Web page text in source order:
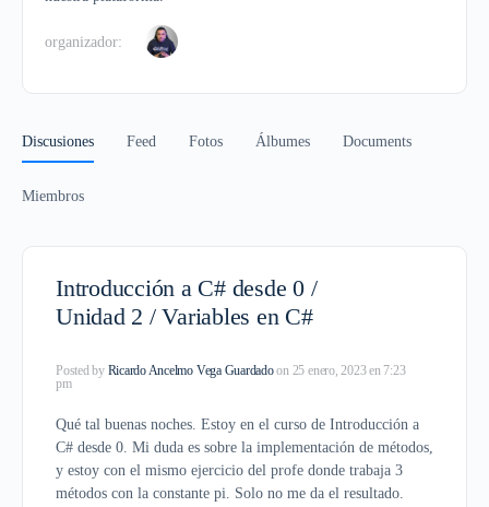
organizador:
Discusiones Feed Fotos Álbumes Documents
Miembros
Introducción a C# desde 0 /
Unidad 2 / Variables en C#
Posted by Ricardo Ancelmo Vega Guardadoon 25 enero, 2023 en 7:23
pm
Qué tal buenas noches. Estoy en el curso de Introducción a
C# desde 0. Mi duda es sobre la implementación de métodos,
y estoy con el mismo ejercicio del profe donde trabaja 3
métodos con la constante pi. Solo no me da el resultado.